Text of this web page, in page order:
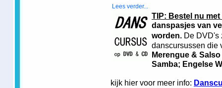
Lees verder...
TIP: Bestel nu
danspasjes van
worden. De DVD's
danscursussen die
Merengue &
Samba; Engelse
kijk hier voor meer info: